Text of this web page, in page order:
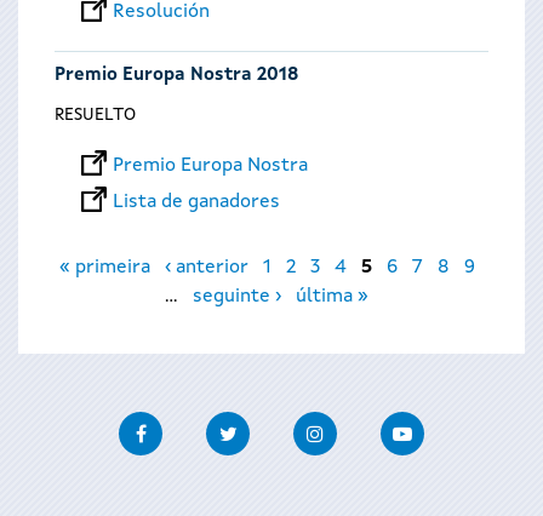
Resolución
Premio Europa Nostra 2018
RESUELTO
Premio Europa Nostra
Lista de ganadores
Páginas
« primeira ‹ anterior 1 2 3 4 5 6 7 8
9
…
seguinte › última »
FacebookTwitter InstagramYoutube